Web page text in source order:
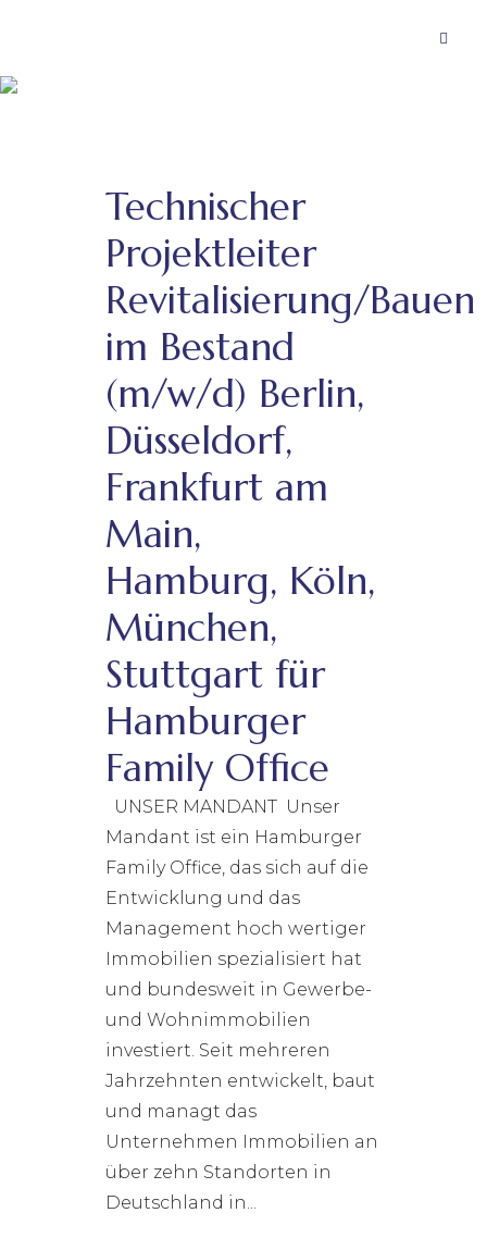
Technischer
Projektleiter
Revitalisierung/Bauen
im Bestand
(m/w/d) Berlin,
Düsseldorf,
Frankfurt am
Main,
Hamburg, Köln,
München,
Stuttgart für
Hamburger
Family Office
UNSER MANDANT Unser
Mandant ist ein Hamburger
Family Office, das sich auf die
Entwicklung und das
Management hoch wertiger
Immobilien spezialisiert hat
und bundesweit in Gewerbe-
und Wohnimmobilien
investiert. Seit mehreren
Jahrzehnten entwickelt, baut
und managt das
Unternehmen Immobilien an
über zehn Standorten in
Deutschland in...